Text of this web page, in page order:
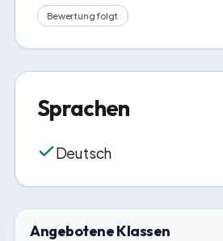
Bewertung folgt
Sprachen
Deutsch
Angebotene Klassen